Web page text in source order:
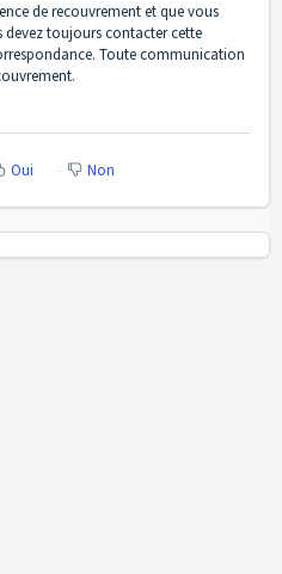
de recouvrement et que vous
devez toujours contacter cette
Toute communication
Oui Non